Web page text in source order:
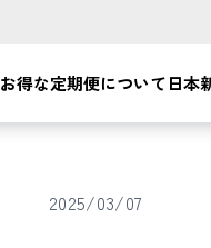
お得な定期便について日本
2025/03/07